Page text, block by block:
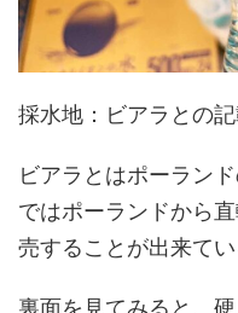
採水地：ビアラとの記
ビアラとはポーラン
ではポーランドから
売することが出来てい
裏面を見てみると、